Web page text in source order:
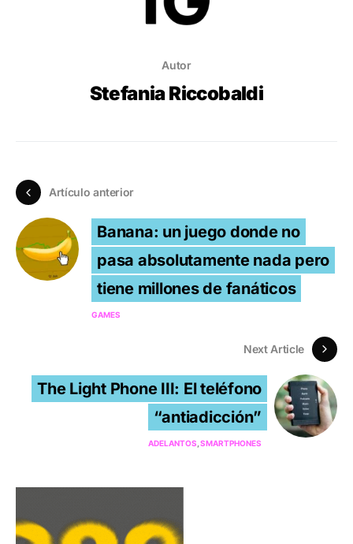
Autor
Stefania Riccobaldi
Artículo anterior
Banana: un juego donde no
pasa absolutamente nada pero
tiene millones de fanáticos
GAMES
Next Article
The Light Phone III: El teléfono
“antiadicción”
ADELANTOS SMARTPHONES